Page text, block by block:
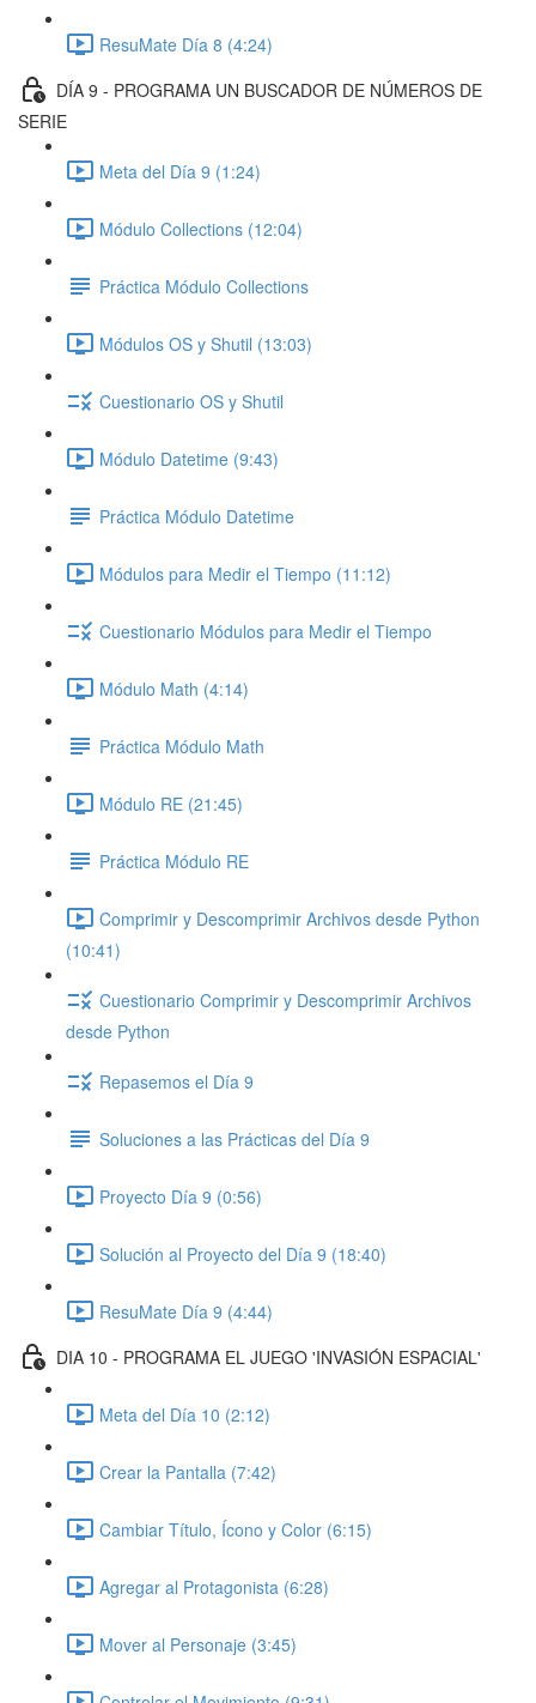
ResuMate Día 8 (4:24)
DÍA 9 - PROGRAMA UN BUSCADOR DE NÚMEROS DE
SERIE
Meta del Día 9 (1:24)
Módulo Collections (12:04)
Práctica Módulo Collections
Módulos OS y Shutil (13:03)
Cuestionario OS y Shutil
Módulo Datetime (9:43)
Práctica Módulo Datetime
Módulos para Medir el Tiempo (11:12)
Cuestionario Módulos para Medir el Tiempo
Módulo Math (4:14)
Práctica Módulo Math
Módulo RE (21:45)
Práctica Módulo RE
Comprimir y Descomprimir Archivos desde Python
(10:41)
Cuestionario Comprimir y Descomprimir Archivos
desde Python
Repasemos el Día 9
Soluciones a las Prácticas del Día 9
Proyecto Día 9 (0:56)
Solución al Proyecto del Día 9 (18:40)
ResuMate Día 9 (4:44)
DIA 10 - PROGRAMA EL JUEGO 'INVASIÓN ESPACIAL'
Meta del Día 10 (2:12)
Crear la Pantalla (7:42)
Cambiar Título, Ícono y Color (6:15)
Agregar al Protagonista (6:28)
Mover al Personaje (3:45)